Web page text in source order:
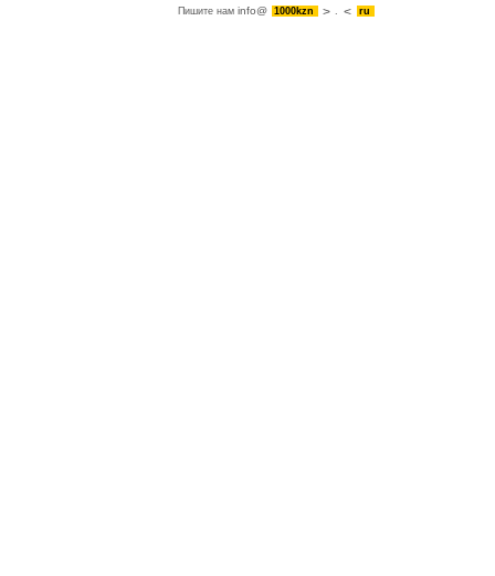
Пишите намinfo@ 1000kzn . ru